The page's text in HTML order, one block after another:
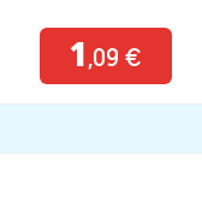
1 ,09 €